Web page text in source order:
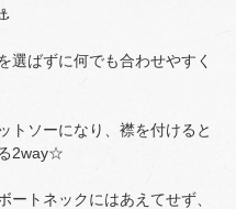
選ばずに何でも合わせやすく
トソーになり、襟を付けると
2way☆
ートネックにはあえてせず、